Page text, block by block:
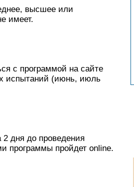
высшее или
имеет.
с программой на сайте
испытаний (июнь, июль
дня до проведения
программы пройдет online.